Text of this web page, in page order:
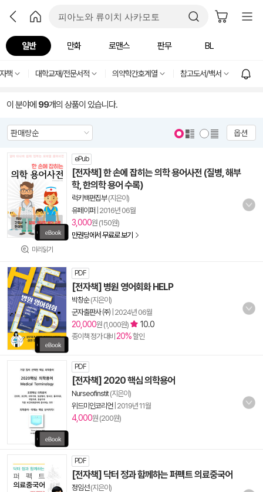
일반 만화 로맨스 판무 BL
책 대학교재/전문서적 의약학간호계열 참고도서/백서
이 분야에 99개의 상품이 있습니다.
옵션
미리읽기
ePub
[전자책] 한 손에 잡히는 의학 용어사전 (질병, 해부
학, 한의학 용어 수록)
럭키백편집부(지은이)
유페이퍼 2016년 06월
3,000원 (150원)
만권당에서 무료로 보기
PDF
[전자책] 병원 영어회화 HELP
박창순(지은이)
군자출판사 ㈜ 2024년 06월
20,000원 (1,000원) 10.0
종이책 정가 대비 20%할인
PDF
[전자책] 2020 핵심 의학용어
Nurseofinstit(지은이)
위드미인코리언| 2019년 11월
4,000원 (200원)
PDF
[전자책] 닥터 정과 함께하는 퍼펙트 의료중국어
정임선(지은이)